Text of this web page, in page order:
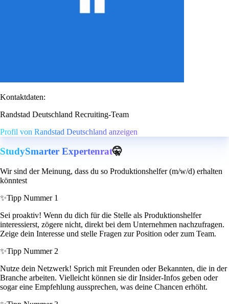
Kontaktdaten:
Randstad Deutschland Recruiting-Team
Profil von Randstad Deutschland anzeigen
StudySmarter Expertenrat🤫
Wir sind der Meinung, dass du so Produktionshelfer (m/w/d) erhalten
könntest
✨Tipp Nummer 1
Sei proaktiv! Wenn du dich für die Stelle als Produktionshelfer
interessierst, zögere nicht, direkt bei dem Unternehmen nachzufragen.
Zeige dein Interesse und stelle Fragen zur Position oder zum Team.
✨Tipp Nummer 2
Nutze dein Netzwerk! Sprich mit Freunden oder Bekannten, die in der
Branche arbeiten. Vielleicht können sie dir Insider-Infos geben oder
sogar eine Empfehlung aussprechen, was deine Chancen erhöht.